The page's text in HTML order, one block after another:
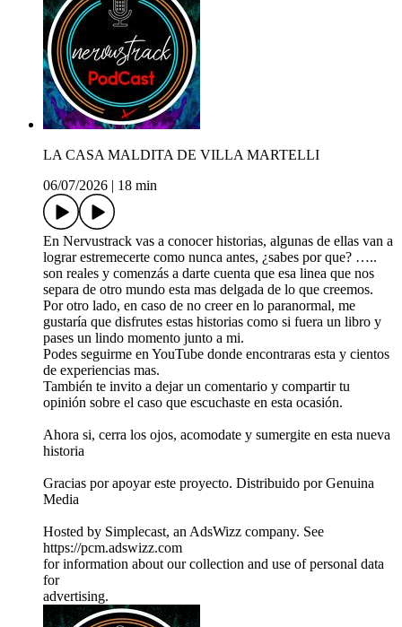
LA CASA MALDITA DE VILLA MARTELLI
06/07/2026
18 min
En Nervustrack vas a conocer historias, algunas de ellas van a
lograr estremecerte como nunca antes, ¿sabes por que? …..
son reales y comenzás a darte cuenta que esa linea que nos
separa de otro mundo esta mas delgada de lo que creemos.
Por otro lado, en caso de no creer en lo paranormal, me
gustaría que disfrutes estas historias como si fuera un libro y
pases un lindo momento junto a mi.
Podes seguirme en YouTube donde encontraras esta y cientos
de experiencias mas.
También te invito a dejar un comentario y compartir tu
opinión sobre el caso que escuchaste en esta ocasión.
Ahora si, cerra los ojos, acomodate y sumergite en esta nueva
historia
Gracias por apoyar este proyecto. Distribuido por Genuina
Media
Hosted by Simplecast, an AdsWizz company. See
https://pcm.adswizz.com
for information about our collection and use of personal data
for
advertising.